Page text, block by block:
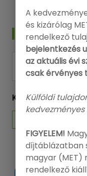
HÍRLEVÉL
KÖVESSEN MINKET
A
és kizárólag
rendelkező
bejelentkezés
az aktuális évi
csak érvényes
Külföldi
FIGYELEM!
díjtáblázatban
magyar (MET)
rendelkező